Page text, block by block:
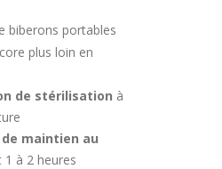
biberons portables
plus loin en
de stérilisation à
maintien au
1 à 2 heures